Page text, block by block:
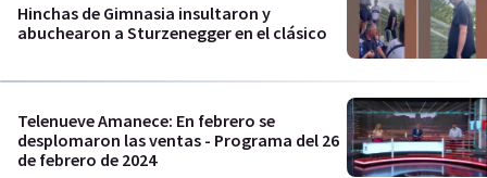
Hinchas de Gimnasia insultaron y
abuchearon a Sturzenegger en el clásico
Telenueve Amanece: En febrero se
desplomaron las ventas - Programa del 26
de febrero de 2024